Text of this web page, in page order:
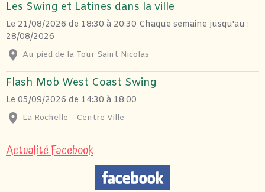
Les Swing et Latines dans la ville
Le 21/08/2026 de 18:30 à 20:30 Chaque semaine jusqu'au :
28/08/2026
Au pied de la Tour Saint Nicolas
Flash Mob West Coast Swing
Le 05/09/2026 de 14:30 à 18:00
La Rochelle - Centre Ville
Actualité Facebook